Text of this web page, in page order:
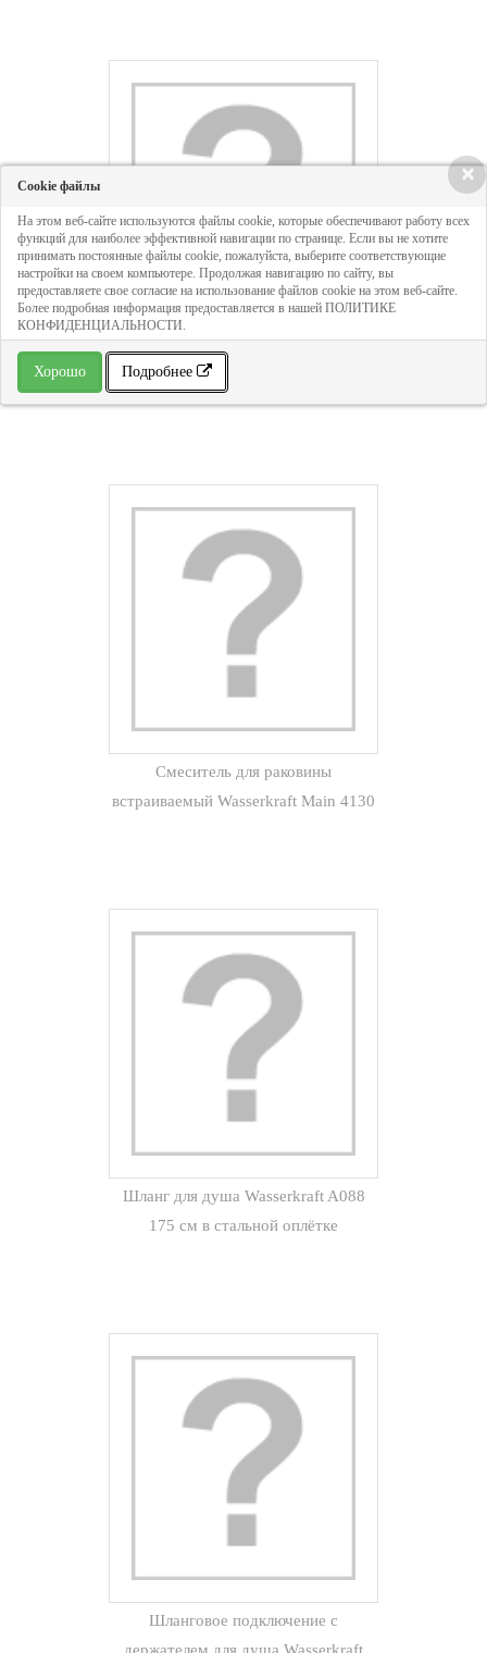
Leine 3504
Смеситель для раковины
встраиваемый Wasserkraft Main 4130
Шланг для душа Wasserkraft A088
175 см в стальной оплётке
Шланговое подключение с
×
Cookie файлы
На этом веб-сайте используются файлы cookie, которые обеспечивают работу всех
функций для наиболее эффективной навигации по странице. Если вы не хотите
принимать постоянные файлы cookie, пожалуйста, выберите соответствующие
настройки на своем компьютере. Продолжая навигацию по сайту, вы
предоставляете свое согласие на использование файлов cookie на этом веб-сайте.
Более подробная информация предоставляется в нашей ПОЛИТИКЕ
КОНФИДЕНЦИАЛЬНОСТИ.
Хорошо Подробнее